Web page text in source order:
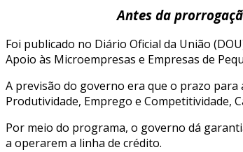
Antes da
Foi publicado no Diário Oficial da União
Apoio às Microempresas e Empresas de
A previsão do governo era que o prazo
Produtividade, Emprego e Competitividade,
Por meio do programa, o governo dá
a operarem a linha de crédito.